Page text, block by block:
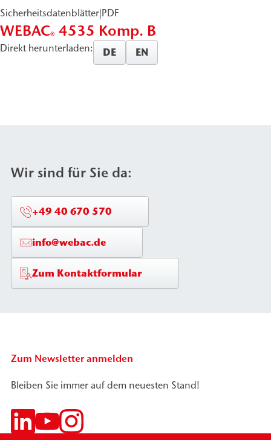
Sicherheitsdatenblätter PDF
WEBAC® 4535 Komp. B
Direkt herunterladen: DE EN
Wir sind für Sie da:
+49 40 670 570
info@webac.de
Zum Kontaktformular
Zum Newsletter anmelden
Bleiben Sie immer auf dem neuesten Stand!